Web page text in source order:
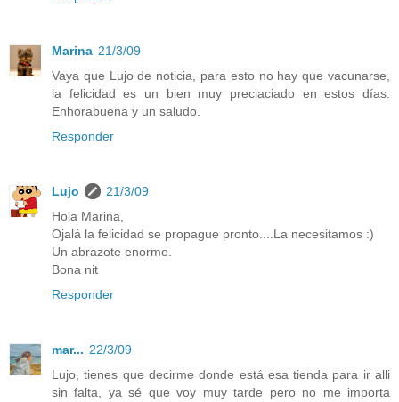
Marina 21/3/09
Vaya que Lujo de noticia, para esto no hay que vacunarse,
la felicidad es un bien muy preciaciado en estos días.
Enhorabuena y un saludo.
Responder
Lujo
21/3/09
Hola Marina,
Ojalá la felicidad se propague pronto....La necesitamos :)
Un abrazote enorme.
Bona nit
Responder
mar... 22/3/09
Lujo, tienes que decirme donde está esa tienda para ir alli
sin falta, ya sé que voy muy tarde pero no me importa